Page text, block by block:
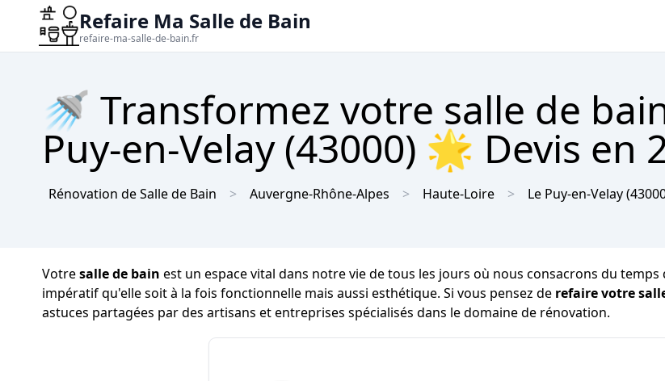
Refaire Ma Salle de Bain
refaire-ma-salle-de-bain.fr
🚿 Transformez votre salle de
Puy-en-Velay (43000) 🌟 Devis en
Rénovation de Salle de Bain Auvergne-Rhône-Alpes Haute-Loire Le Puy-en-Velay
Votresalle de bain est un espace vital dans notre vie de tous les jours où nous consacrons du
impératif qu'elle soit à la fois fonctionnelle mais aussi esthétique. Si vous pensez de refaire votre
astuces partagées par des artisans et entreprises spécialisés dans le domaine de rénovation.